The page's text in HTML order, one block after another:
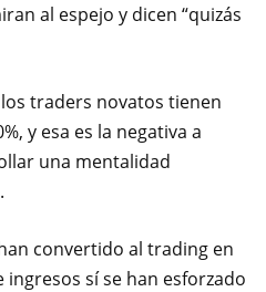
al espejo y dicen “quizás
traders novatos tienen
y esa es la negativa a
una mentalidad
convertido al trading en
sí se han esforzado